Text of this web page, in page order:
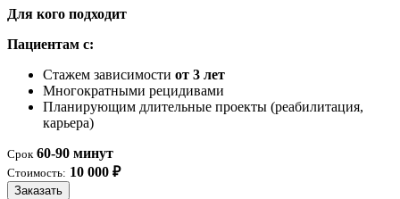
Для кого подходит
Пациентам с:
Стажем зависимости от 3 лет
Многократными рецидивами
Планирующим длительные проекты (реабилитация,
карьера)
Срок 60-90 минут
Стоимость: 10 000 ₽
Заказать